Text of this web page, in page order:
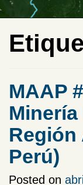
MAAP
Región
Perú)
Posted on